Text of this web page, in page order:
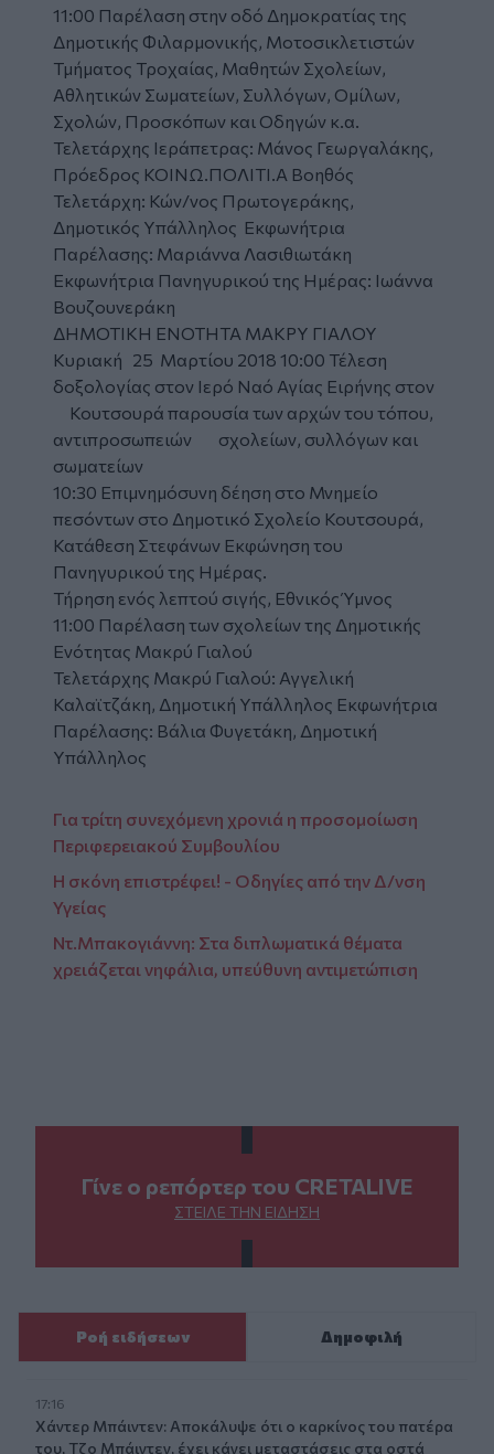
11:00 Παρέλαση στην οδό Δημοκρατίας της
Δημοτικής Φιλαρμονικής, Μοτοσικλετιστών
Τμήματος Τροχαίας, Μαθητών Σχολείων,
Αθλητικών Σωματείων, Συλλόγων, Ομίλων,
Σχολών, Προσκόπων και Οδηγών κ.α.
Τελετάρχης Ιεράπετρας: Μάνος Γεωργαλάκης,
Πρόεδρος ΚΟΙΝΩ.ΠΟΛΙΤΙ.Α Βοηθός
Τελετάρχη: Κών/νος Πρωτογεράκης,
Δημοτικός Υπάλληλος Εκφωνήτρια
Παρέλασης: Μαριάννα Λασιθιωτάκη
Εκφωνήτρια Πανηγυρικού της Ημέρας: Ιωάννα
Βουζουνεράκη
ΔΗΜΟΤΙΚΗ ΕΝΟΤΗΤΑ ΜΑΚΡΥ ΓΙΑΛΟΥ
Κυριακή 25 Μαρτίου 2018 10:00 Τέλεση
δοξολογίας στον Ιερό Ναό Αγίας Ειρήνης στον
Κουτσουρά παρουσία των αρχών του τόπου,
αντιπροσωπειών σχολείων, συλλόγων και
σωματείων
10:30 Επιμνημόσυνη δέηση στο Μνημείο
πεσόντων στο Δημοτικό Σχολείο Κουτσουρά,
Κατάθεση Στεφάνων Εκφώνηση του
Πανηγυρικού της Ημέρας.
Τήρηση ενός λεπτού σιγής, Εθνικός Ύμνος
11:00 Παρέλαση των σχολείων της Δημοτικής
Ενότητας Μακρύ Γιαλού
Τελετάρχης Μακρύ Γιαλού: Αγγελική
Καλαϊτζάκη, Δημοτική Υπάλληλος Εκφωνήτρια
Παρέλασης: Βάλια Φυγετάκη, Δημοτική
Υπάλληλος
Για τρίτη συνεχόμενη χρονιά η προσομοίωση
Περιφερειακού Συμβουλίου
Η σκόνη επιστρέφει! - Οδηγίες από την Δ/νση
Υγείας
Ντ.Μπακογιάννη: Στα διπλωματικά θέματα
χρειάζεται νηφάλια, υπεύθυνη αντιμετώπιση
Γίνε ο ρεπόρτερ του CRETALIVE
ΣΤΕΊΛΕ ΤΗΝ ΕΊΔΗΣΗ
Ροή ειδήσεων Δημοφιλή
17:16
Χάντερ Μπάιντεν: Αποκάλυψε ότι ο καρκίνος του πατέρα
του, Τζο Μπάιντεν, έχει κάνει μεταστάσεις στα οστά